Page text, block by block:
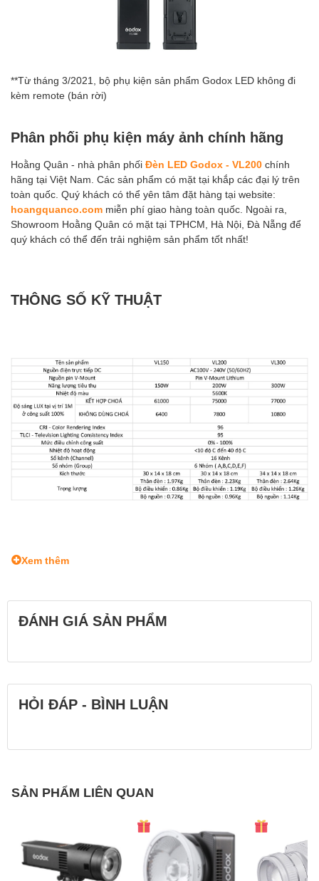
**Từ tháng 3/2021, bộ phụ kiện sản phẩm Godox LED không đi
kèm remote (bán rời)
Phân phối phụ kiện máy ảnh chính hãng
Hoằng Quân - nhà phân phối Đèn LED Godox - VL200 chính
hãng tại Việt Nam. Các sản phẩm có mặt tại khắp các đại lý trên
toàn quốc. Quý khách có thể yên tâm đặt hàng tại website:
hoangquanco.com miễn phí giao hàng toàn quốc. Ngoài ra,
Showroom Hoằng Quân có mặt tại TPHCM, Hà Nội, Đà Nẵng để
quý khách có thể đến trải nghiệm sản phẩm tốt nhất!
THÔNG SỐ KỸ THUẬT
Xem thêm
ĐÁNH GIÁ SẢN PHẨM
HỎI ĐÁP - BÌNH LUẬN
SẢN PHẨM LIÊN QUAN